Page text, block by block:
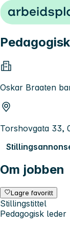
Hopp til innhold
Oskar Braaten
Torshovgata 33,
Om jobben
Lagre favoritt
Stillingstittel
Pedagogisk leder